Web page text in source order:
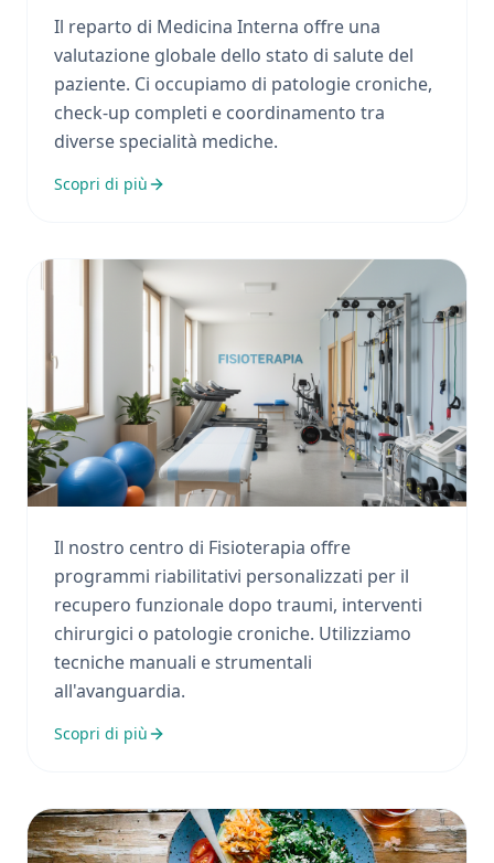
Il reparto di Medicina Interna offre una
valutazione globale dello stato di salute del
paziente. Ci occupiamo di patologie croniche,
check-up completi e coordinamento tra
diverse specialità mediche.
Scopri di più
Fisioterapia
Il nostro centro di Fisioterapia offre
programmi riabilitativi personalizzati per il
recupero funzionale dopo traumi, interventi
chirurgici o patologie croniche. Utilizziamo
tecniche manuali e strumentali
all'avanguardia.
Scopri di più